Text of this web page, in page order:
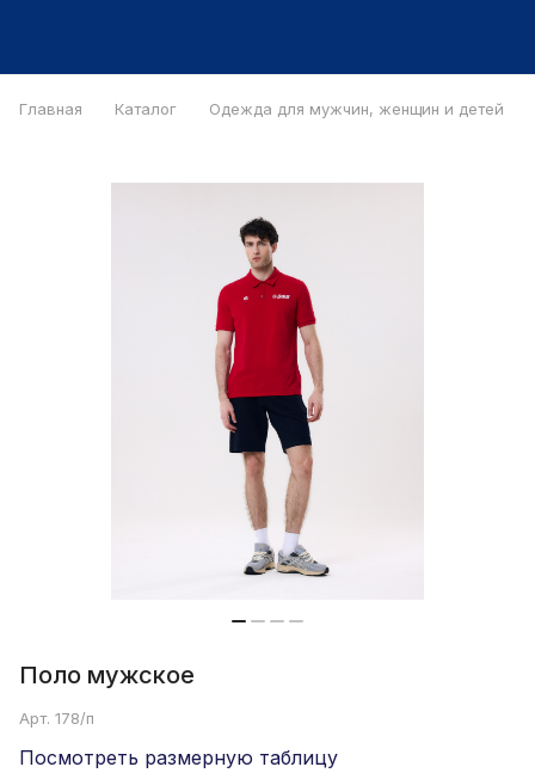
Главная Каталог Одежда для мужчин, женщин и детей
Поло мужское
Арт. 178/п
Посмотреть размерную таблицу